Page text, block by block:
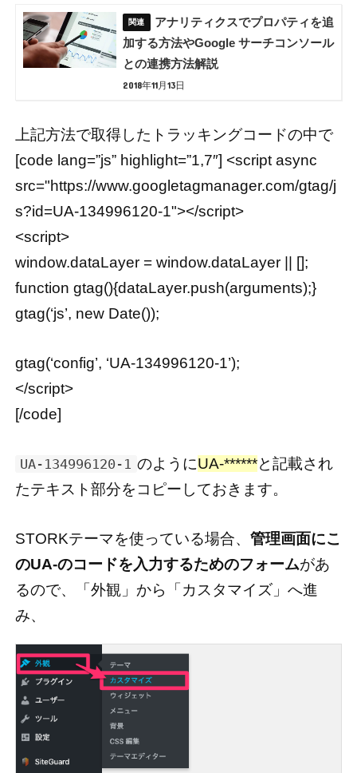
アナリティクスでプロパティを追
加する方法やGoogle サーチコンソール
との連携方法解説
2018年11月13日
上記方法で取得したトラッキングコードの中で
[code lang=”js” highlight=”1,7″] <script async
src="https://www.googletagmanager.com/gtag/j
s?id=UA-134996120-1"></script>
<script>
window.dataLayer = window.dataLayer || [];
function gtag(){dataLayer.push(arguments);}
gtag(‘js’, new Date());
gtag(‘config’, ‘UA-134996120-1’);
</script>
[/code]
UA-134996120-1 のようにUA-******と記載され
たテキスト部分をコピーしておきます。
STORKテーマを使っている場合、 管理画面にこ
のUA-のコードを入力するためのフォームがあ
るので、「外観」から「カスタマイズ」へ進
み、